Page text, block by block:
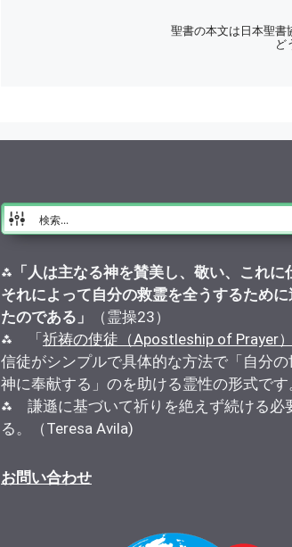
聖書の本文は日本聖書
ど
⁂ 「人は主なる神を賛美し、敬い、これに
それによって自分の救霊を全うするため
たのである」
（霊操23）
⁂ 「 祈祷の使徒（Apostleship of Prayer）
信徒がシンプルで具体的な方法で「自分の
神に奉献する」のを助ける霊性の形式です
⁂ 謙遜に基づいて祈りを絶えず続ける必
る。（Teresa Avila)
お問い合わせ